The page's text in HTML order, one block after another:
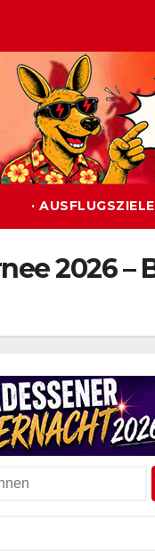
· AUSFLUGSZIELE
2026 –